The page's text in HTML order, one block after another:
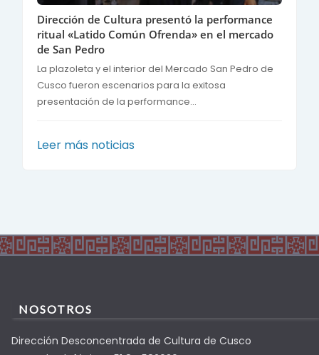
Dirección de Cultura presentó la performance
ritual «Latido Común Ofrenda» en el mercado
de San Pedro
La plazoleta y el interior del Mercado San Pedro de
Cusco fueron escenarios para la exitosa
presentación de la performance...
Leer más noticias
NOSOTROS
Dirección Desconcentrada de Cultura de Cusco